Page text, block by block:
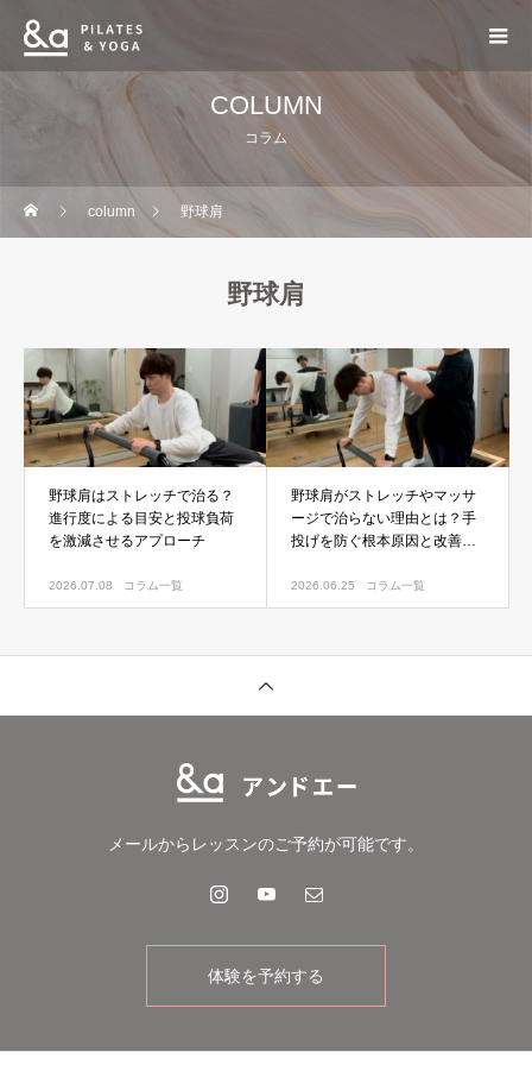
COLUMN
コラム
column 野球肩
野球肩
野球肩はストレッチで治る？
進行度による目安と投球負荷
を激減させるアプローチ
2026.07.08 コラム一覧
野球肩がストレッチやマッサ
ージで治らない理由とは？手
投げを防ぐ根本原因と改善法
2026.06.25 コラム一覧
メールからレッスンのご予約が可能です。
体験を予約する